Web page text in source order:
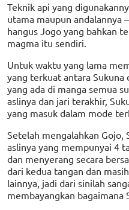
Teknik api yang
utama maupun andalannya
hangus Jogo yang bahkan
magma itu sendiri.
Untuk waktu yang lama
yang terkuat antara Sukuna
yang ada di manga semua
aslinya dan jari terakhir,
yang masuk dalam mode
Setelah mengalahkan Gojo,
aslinya yang mempunyai 4
dan menyerang secara
dari kedua tangan dan
lainnya, jadi dari sinilah
membayangkan bagaimana